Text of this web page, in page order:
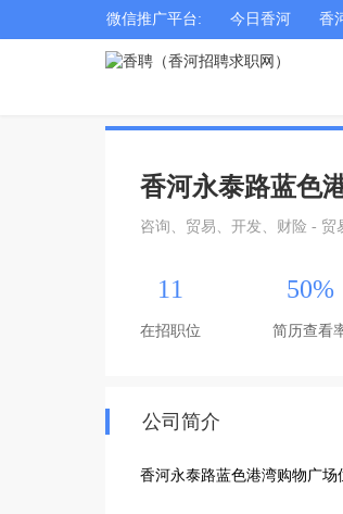
微信推广平台: 今日香河 香
香河永泰路蓝色
咨询、贸易、开发、财险 - 贸
11
在招职位
50%
简历查看
公司简介
香河永泰路蓝色港湾购物广场